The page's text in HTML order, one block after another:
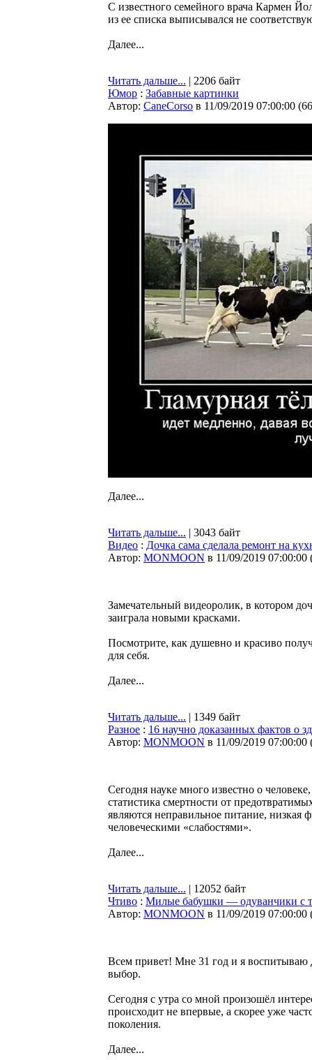
С известного семейного врача Кармен
из ее списка выписывался не
Далее...
Читать дальше... | 2206 байт
Юмор : Забавные картинки
Автор: CaneCorso в 11/09/2019 07:00:00 (
Далее...
Читать дальше... | 3043 байт
Видео : Дочка сама сделала ремонт на
Автор: MONMOON в 11/09/2019 07:00:00
Замечательный видеоролик, в котором
заиграла новыми красками.
Посмотрите, как душевно и красиво
для себя.
Далее...
Читать дальше... | 1349 байт
Разное : 16 научно доказанных фактов о
Автор: MONMOON в 11/09/2019 07:00:00
Сегодня науке много известно о
статистика смертности от
являются неправильное питание, низкая
человеческими «слабостями».
Далее...
Читать дальше... | 12052 байт
Чтиво : Милые бабушки — одуванчики с
Автор: MONMOON в 11/09/2019 07:00:00
Всем привет! Мне 31 год и я воспитываю
выбор.
Сегодня с утра со мной произошёл
происходит не впервые, а скорее уже
поколения.
Далее...